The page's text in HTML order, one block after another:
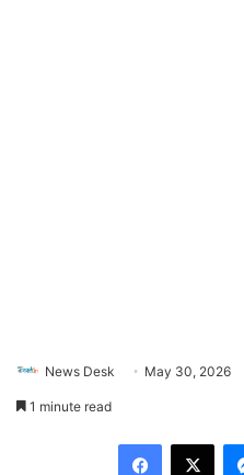
News Desk May 30, 2026
1 minute read